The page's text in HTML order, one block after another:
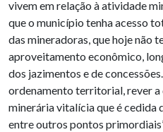
vivem em relação à atividade
que o município tenha acesso
das mineradoras, que hoje não
aproveitamento econômico,
dos jazimentos e de
ordenamento territorial, rever a
minerária vitalícia que é cedida
entre outros pontos